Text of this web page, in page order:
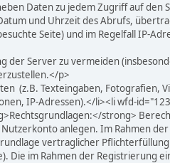
Daten zu jedem Zugriff auf den
und Uhrzeit des Abrufs,
Seite) und im Regelfall IP-
Server zu vermeiden
p>
(z.B. Texteingaben, Fotografien,
IP-Adressen).</li><li wfd-
strong>
anlegen. Im Rahmen
vertraglicher
Die im Rahmen der Registrierung